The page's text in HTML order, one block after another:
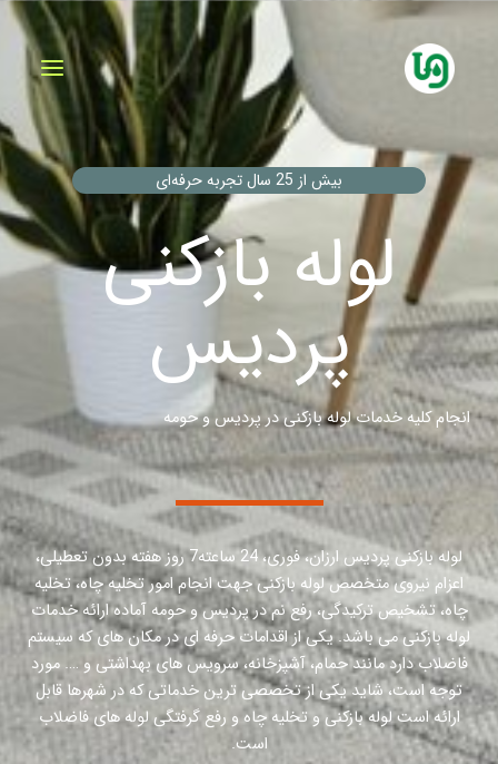
بیش از 25 سال تجربه حرفه‌ای
لوله بازکنی
پردیس
انجام کلیه خدمات لوله بازکنی در پردیس و حومه
لوله بازکنی پردیس ارزان، فوری، 24 ساعته7 روز هفته بدون تعطیلی،
اعزام نیروی متخصص لوله بازکنی جهت انجام امور تخلیه چاه، تخلیه
چاه، تشخیص ترکیدگی، رفع نم در پردیس و حومه آماده ارائه خدمات
لوله بازکنی می باشد. یکی از اقدامات حرفه ای در مکان های که سیستم
فاضلاب دارد مانند حمام، آشپزخانه، سرویس های بهداشتی و …. مورد
توجه است، شاید یکی از تخصصی ترین خدماتی که در شهرها قابل
ارائه است لوله بازکنی و تخلیه چاه و رفع گرفتگی لوله های فاضلاب
است.